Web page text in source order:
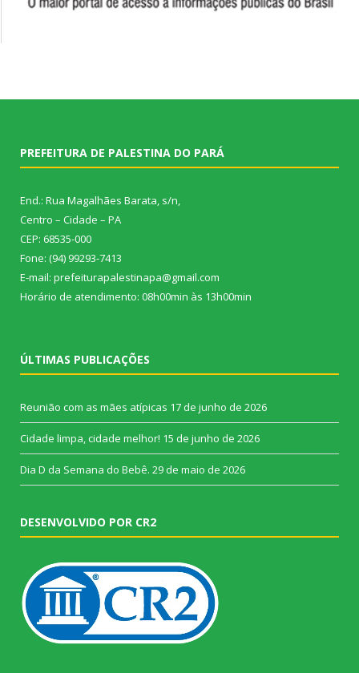
PREFEITURA DE PALESTINA DO PARÁ
End.: Rua Magalhães Barata, s/n,
Centro – Cidade – PA
CEP: 68535-000
Fone: (94) 99293-7413
E-mail: prefeiturapalestinapa@gmail.com
Horário de atendimento: 08h00min às 13h00min
ÚLTIMAS PUBLICAÇÕES
Reunião com as mães atípicas 17 de junho de 2026
Cidade limpa, cidade melhor! 15 de junho de 2026
Dia D da Semana do Bebê. 29 de maio de 2026
DESENVOLVIDO POR CR2